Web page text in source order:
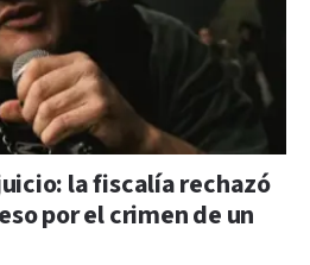
la fiscalía rechazó
por el crimen de un